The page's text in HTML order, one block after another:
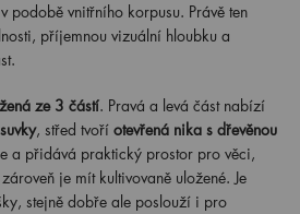
podobě vnitřního korpusu. Právě ten
příjemnou vizuální hloubku a
ze 3 částí. Pravá a levá část nabízí
, střed tvoří otevřená nika s dřevěnou
a přidává praktický prostor pro věci,
je mít kultivovaně uložené. Je
stejně dobře ale poslouží i pro